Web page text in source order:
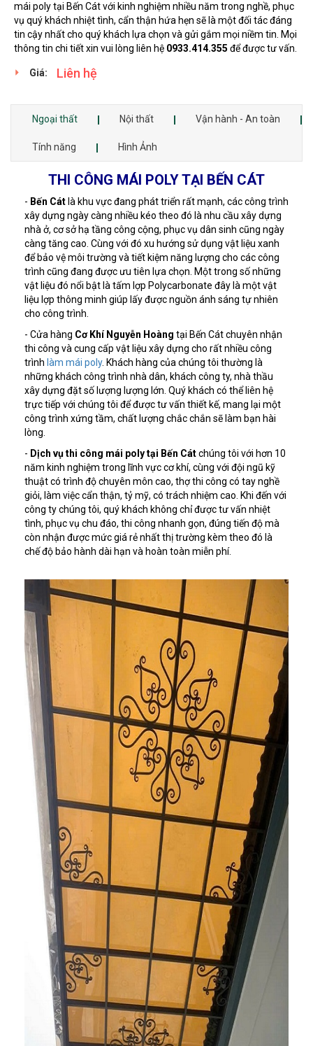
mái poly tại Bến Cát với kinh nghiệm nhiều năm trong nghề, phục
vụ quý khách nhiệt tình, cẩn thận hứa hẹn sẽ là một đối tác đáng
tin cậy nhất cho quý khách lựa chọn và gửi gắm mọi niềm tin. Mọi
thông tin chi tiết xin vui lòng liên hệ 0933.414.355 để được tư vấn.
Giá: Liên hệ
Ngoại thất Nội thất Vận hành - An toàn
Tính năng Hình Ảnh
THI CÔNG MÁI POLY TẠI BẾN CÁT
- Bến Cát là khu vực đang phát triển rất mạnh, các công trình
xây dựng ngày càng nhiều kéo theo đó là nhu cầu xây dựng
nhà ở, cơ sở hạ tầng công cộng, phục vụ dân sinh cũng ngày
càng tăng cao. Cùng với đó xu hướng sử dụng vật liệu xanh
để bảo vệ môi trường và tiết kiệm năng lượng cho các công
trình cũng đang được ưu tiên lựa chọn. Một trong số những
vật liệu đó nổi bật là tấm lợp Polycarbonate đây là một vật
liệu lợp thông minh giúp lấy được nguồn ánh sáng tự nhiên
cho công trình.
- Cửa hàng Cơ Khí Nguyễn Hoàng tại Bến Cát chuyên nhận
thi công và cung cấp vật liệu xây dựng cho rất nhiều công
trình làm mái poly. Khách hàng của chúng tôi thường là
những khách công trình nhà dân, khách công ty, nhà thầu
xây dựng đặt số lượng lượng lớn. Quý khách có thể liên hệ
trực tiếp với chúng tôi để được tư vấn thiết kế, mang lại một
công trình xứng tầm, chất lượng chắc chắn sẽ làm bạn hài
lòng.
- Dịch vụ thi công mái poly tại Bến Cátchúng tôi với hơn 10
năm kinh nghiệm trong lĩnh vực cơ khí, cùng với đội ngũ kỹ
thuật có trình độ chuyên môn cao, thợ thi công có tay nghề
giỏi, làm việc cẩn thận, tỷ mỹ, có trách nhiệm cao. Khi đến với
công ty chúng tôi, quý khách không chỉ được tư vấn nhiệt
tình, phục vụ chu đáo, thi công nhanh gọn, đúng tiến độ mà
còn nhận được mức giá rẻ nhất thị trường kèm theo đó là
chế độ bảo hành dài hạn và hoàn toàn miễn phí.